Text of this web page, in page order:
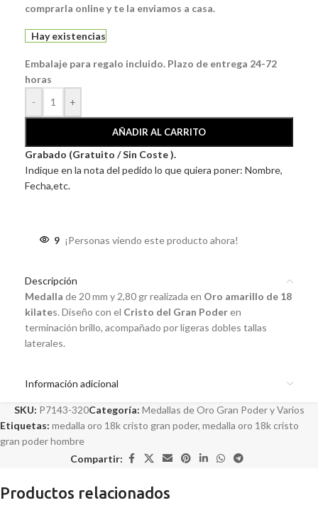
comprarla online y te la enviamos a casa.
Hay existencias
Embalaje para regalo incluido. Plazo de entrega 24-72
horas
-
+
AÑADIR AL CARRITO
Grabado (Gratuito / Sin Coste ).
Indique en la nota del pedido lo que quiera poner: Nombre,
Fecha,etc.
9 ¡Personas viendo este producto ahora!
Descripción
Medalla de 20 mm y 2,80 gr realizada en Oro amarillo de 18
kilates. Diseño con el Cristo del Gran Poderen
terminación brillo, acompañado por ligeras dobles tallas
laterales.
Información adicional
SKU: P7143-320Categoría: Medallas de Oro Gran Poder y Varios
Etiquetas: medalla oro 18k cristo gran poder, medalla oro 18k cristo
gran poder hombre
Compartir:
Productos relacionados